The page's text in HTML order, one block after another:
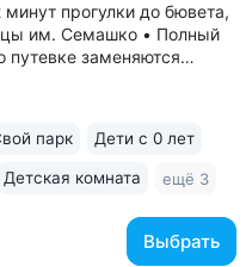
прогулки до бювета,
им. Семашко • Полный
заменяются
эндоскопические
Выбрать
парк Дети с 0 лет
Детская комната ещё 3